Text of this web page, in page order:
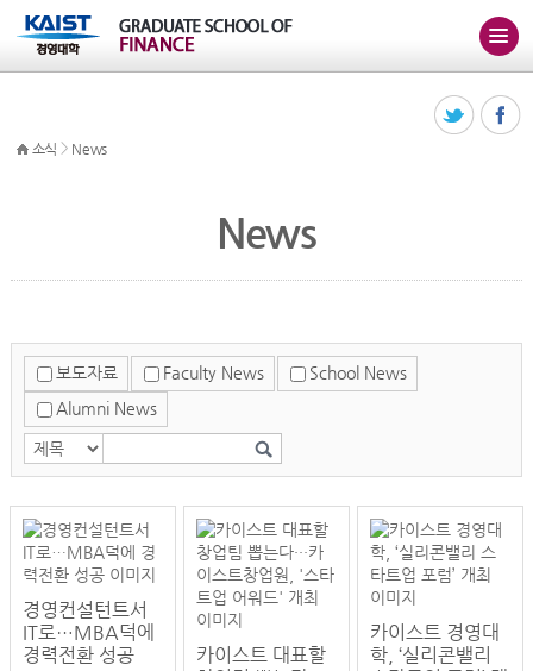
소식 > News
News
보도자료 Faculty News
School News
Alumni News
경영컨설턴트서
IT로…MBA덕에
경력전환 성공
카이스트 대표할
카이스트 경영대
학, ‘실리콘밸리